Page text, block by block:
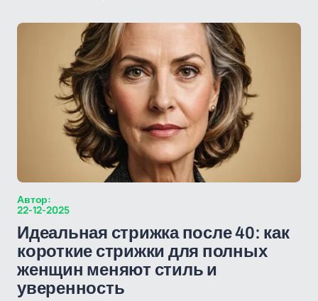
Автор:
22-12-2025
Идеальная стрижка после 40: как
короткие стрижки для полных
женщин меняют стиль и
уверенность